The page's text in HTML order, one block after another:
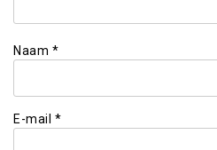
Naam *
E-mail *